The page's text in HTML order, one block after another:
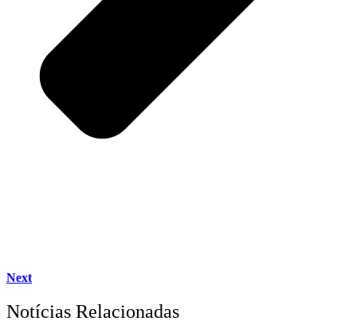
Next
Notícias Relacionadas